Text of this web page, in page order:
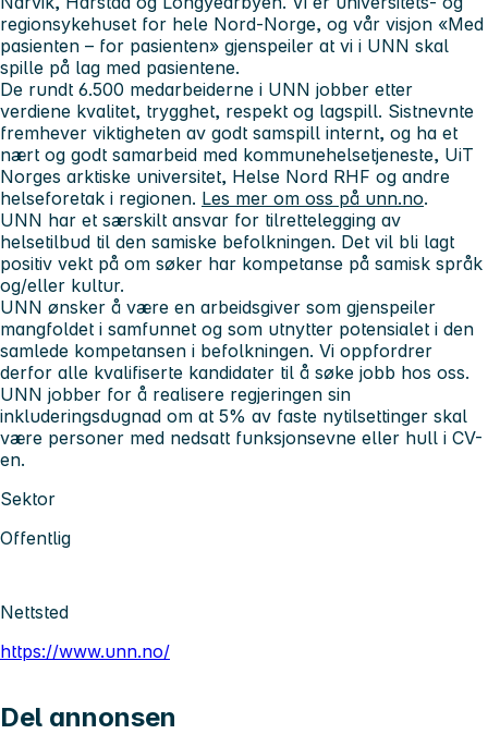
regionsykehuset for hele Nord-Norge, og vår visjon «Med
pasienten – for pasienten» gjenspeiler at vi i UNN skal
spille på lag med pasientene.
De rundt 6.500 medarbeiderne i UNN jobber etter
verdiene kvalitet, trygghet, respekt og lagspill. Sistnevnte
fremhever viktigheten av godt samspill internt, og ha et
nært og godt samarbeid med kommunehelsetjeneste, UiT
Norges arktiske universitet, Helse Nord RHF og andre
helseforetak i regionen. Les mer om oss på unn.no.
UNN har et særskilt ansvar for tilrettelegging av
helsetilbud til den samiske befolkningen. Det vil bli lagt
positiv vekt på om søker har kompetanse på samisk språk
og/eller kultur.
UNN ønsker å være en arbeidsgiver som gjenspeiler
mangfoldet i samfunnet og som utnytter potensialet i den
samlede kompetansen i befolkningen. Vi oppfordrer
derfor alle kvalifiserte kandidater til å søke jobb hos oss.
UNN jobber for å realisere regjeringen sin
inkluderingsdugnad om at 5% av faste nytilsettinger skal
være personer med nedsatt funksjonsevne eller hull i CV-
en.
Sektor
Offentlig
Nettsted
https://www.unn.no/
Del annonsen